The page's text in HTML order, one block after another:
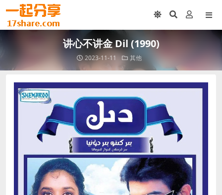
讲心不讲金 Dil (1990)
2023-11-11 其他